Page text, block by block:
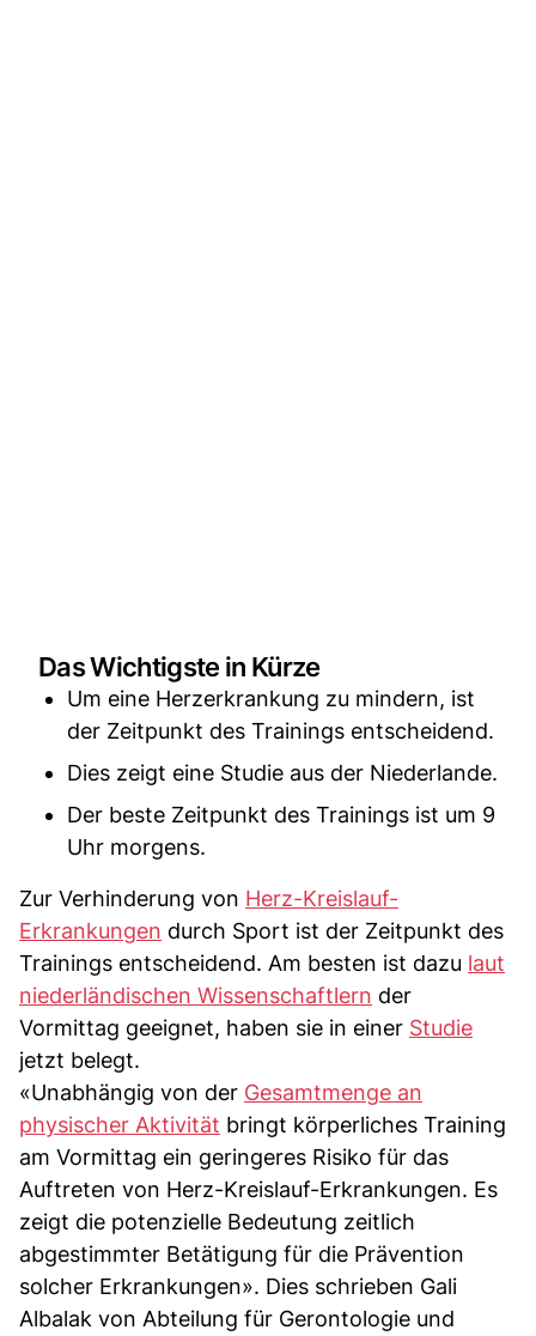
Das Wichtigste in Kürze
Um eine Herzerkrankung zu mindern, ist
der Zeitpunkt des Trainings entscheidend.
Dies zeigt eine Studie aus der Niederlande.
Der beste Zeitpunkt des Trainings ist um 9
Uhr morgens.
Zur Verhinderung von Herz-Kreislauf-
Erkrankungen durch Sport ist der Zeitpunkt des
Trainings entscheidend. Am besten ist dazu laut
niederländischen Wissenschaftlern der
Vormittag geeignet, haben sie in einer Studie
jetzt belegt.
«Unabhängig von der Gesamtmenge an
physischer Aktivität bringt körperliches Training
am Vormittag ein geringeres Risiko für das
Auftreten von Herz-Kreislauf-Erkrankungen. Es
zeigt die potenzielle Bedeutung zeitlich
abgestimmter Betätigung für die Prävention
solcher Erkrankungen». Dies schrieben Gali
Albalak von Abteilung für Gerontologie und